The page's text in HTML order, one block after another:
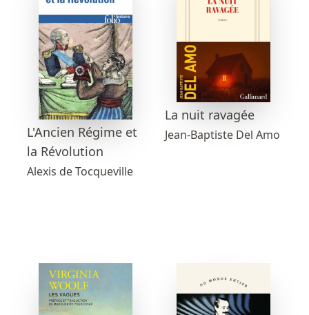
L'Ancien Régime et
la Révolution
Alexis de Tocqueville
La nuit ravagée
Jean-Baptiste Del Amo